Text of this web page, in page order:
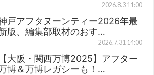
2026.8.3 11:00
戸アフタヌーンティー2026年最
版、編集部取材のおす…
2026.7.31 14:00
【大阪・関西万博2025】アフター
博＆万博レガシーも！…